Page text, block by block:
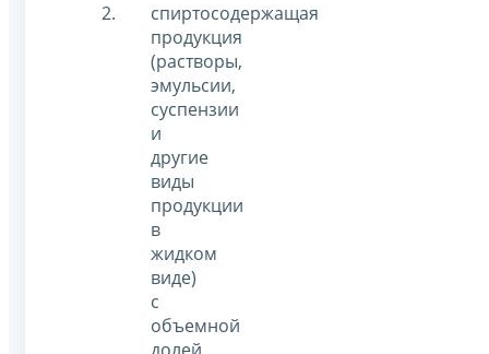
спиртосодержащая
продукция
(растворы,
эмульсии,
суспензии
и
другие
виды
продукции
в
жидком
виде)
с
объемной